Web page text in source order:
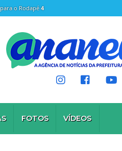
o Rodapé4
FOTOS VÍDEOS